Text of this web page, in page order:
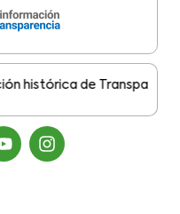
de Transparencia